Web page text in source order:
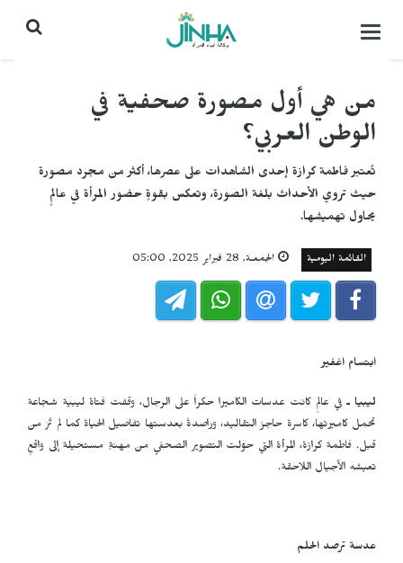
التحكم
من هي أول مصورة صحفية في
الوطن العربي؟
تُعتبر فاطمة كرازة إحدى الشاهدات على عصرها، أكثر من مجرد مصورة
حيث تروي الأحداث بلغة الصورة، وتعكس بقوةٍ حضور المرأة في عالمٍ
يحاول تهميشها.
القائمة اليومية الجمعـة, 28 فبراير 2025, 05:00
ابتسام اغفير
ليبيا ـفي عالمٍ كانت عدسات الكاميرا حكراً على الرجال، وقفت فتاة ليبية شجاعة
تحمل كاميرتها، كاسرة حاجز التقاليد، وراصدةً بعدستها تفاصيل الحياة كما لم تُرَ من
قبل. فاطمة كرازة، المرأة التي حوّلت التصوير الصحفي من مهنةٍ مستحيلة إلى واقعٍ
تعيشه الأجيال اللاحقة.
عدسة ترصد الحلم